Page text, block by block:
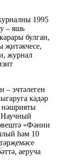
1995
– яшь
булган,
җитәкчесе,
журнал
– эчтәлеген
кадәр
нәшрияты
«Фәнни
һәм 10
аеруча